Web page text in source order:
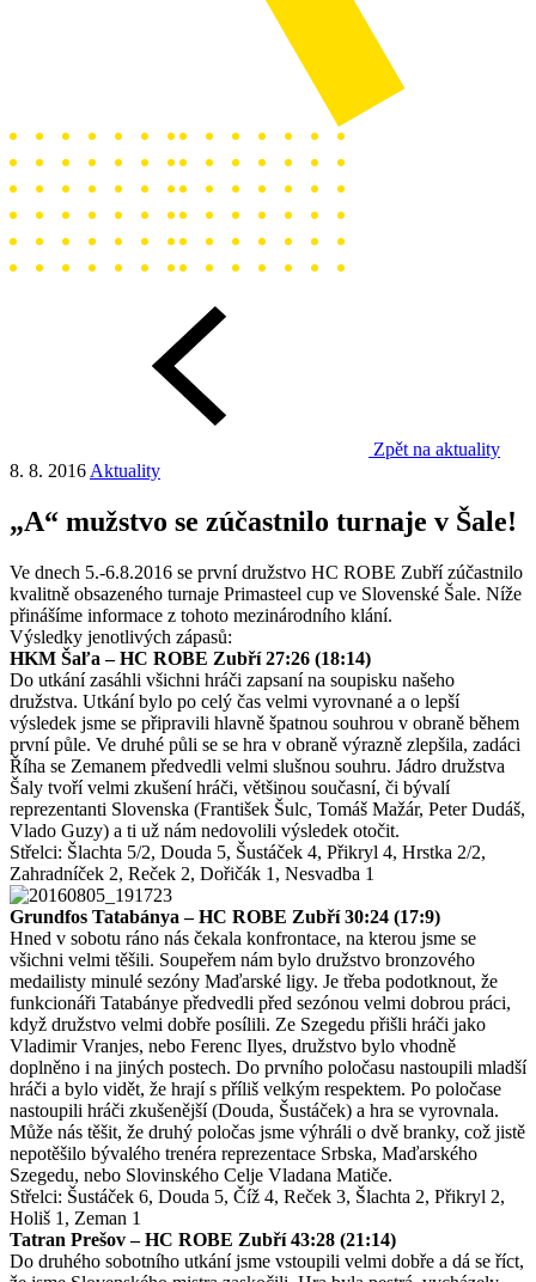
Zpět na aktuality
8. 8. 2016 Aktuality
„A“ mužstvo se zúčastnilo turnaje v Šale!
Ve dnech 5.-6.8.2016 se první družstvo HC ROBE Zubří zúčastnilo
kvalitně obsazeného turnaje Primasteel cup ve Slovenské Šale. Níže
přinášíme informace z tohoto mezinárodního klání.
Výsledky jenotlivých zápasů:
HKM Šaľa – HC ROBE Zubří 27:26 (18:14)
Do utkání zasáhli všichni hráči zapsaní na soupisku našeho
družstva. Utkání bylo po celý čas velmi vyrovnané a o lepší
výsledek jsme se připravili hlavně špatnou souhrou v obraně během
první půle. Ve druhé půli se se hra v obraně výrazně zlepšila, zadáci
Říha se Zemanem předvedli velmi slušnou souhru. Jádro družstva
Šaly tvoří velmi zkušení hráči, většinou současní, či bývalí
reprezentanti Slovenska (František Šulc, Tomáš Mažár, Peter Dudáš,
Vlado Guzy) a ti už nám nedovolili výsledek otočit.
Střelci: Šlachta 5/2, Douda 5, Šustáček 4, Přikryl 4, Hrstka 2/2,
Zahradníček 2, Reček 2, Dořičák 1, Nesvadba 1
Grundfos Tatabánya – HC ROBE Zubří 30:24 (17:9)
Hned v sobotu ráno nás čekala konfrontace, na kterou jsme se
všichni velmi těšili. Soupeřem nám bylo družstvo bronzového
medailisty minulé sezóny Maďarské ligy. Je třeba podotknout, že
funkcionáři Tatabánye předvedli před sezónou velmi dobrou práci,
když družstvo velmi dobře posílili. Ze Szegedu přišli hráči jako
Vladimir Vranjes, nebo Ferenc Ilyes, družstvo bylo vhodně
doplněno i na jiných postech. Do prvního poločasu nastoupili mladší
hráči a bylo vidět, že hrají s příliš velkým respektem. Po poločase
nastoupili hráči zkušenější (Douda, Šustáček) a hra se vyrovnala.
Může nás těšit, že druhý poločas jsme výhráli o dvě branky, což jistě
nepotěšilo bývalého trenéra reprezentace Srbska, Maďarského
Szegedu, nebo Slovinského Celje Vladana Matiče.
Střelci: Šustáček 6, Douda 5, Číž 4, Reček 3, Šlachta 2, Přikryl 2,
Holiš 1, Zeman 1
Tatran Prešov – HC ROBE Zubří 43:28 (21:14)
Do druhého sobotního utkání jsme vstoupili velmi dobře a dá se říct,